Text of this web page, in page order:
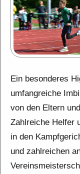
Ein besonderes
umfangreiche
von den Eltern
Zahlreiche Helfer
in den
und zahlreichen